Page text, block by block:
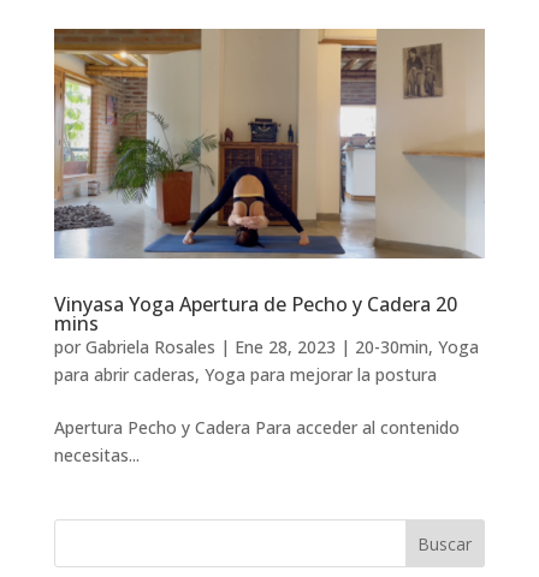
Vinyasa Yoga Apertura de Pecho y Cadera 20
mins
por Gabriela Rosales | Ene 28, 2023 | 20-30min, Yoga
para abrir caderas, Yoga para mejorar la postura
Apertura Pecho y Cadera Para acceder al contenido
necesitas...
Buscar